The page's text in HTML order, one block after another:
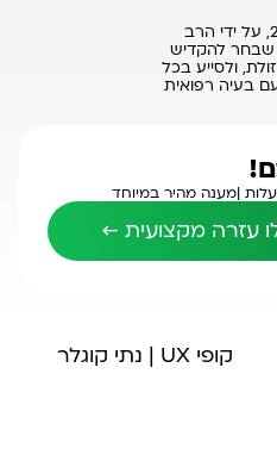
עמותת אשכולות הוקמה ב-2006, על ידי הרב
שבחר להקדיש
ולסייע בכל
בעיה רפואית
|מענה מהיר במיוחד
עזרה מקצועית ←
קופי UX | נתי קוגלר